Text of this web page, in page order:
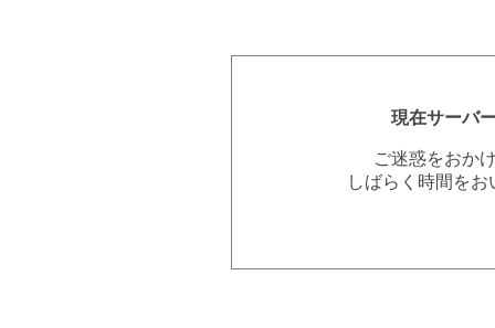
現在サーバ
ご迷惑をおか
しばらく時間を